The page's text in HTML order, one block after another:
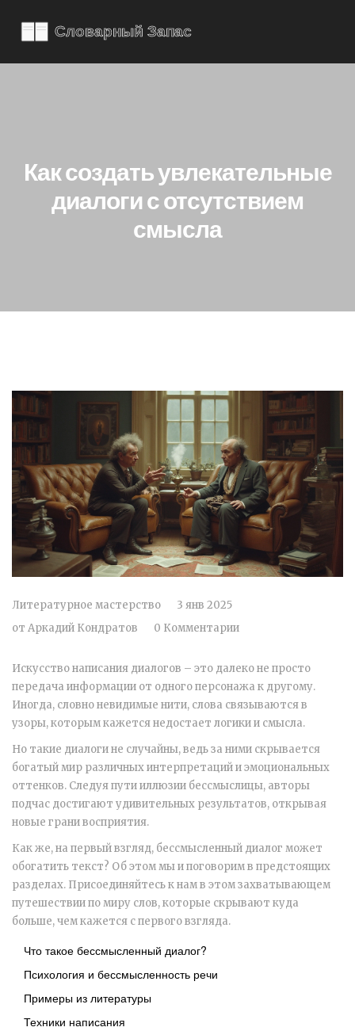
Как создать увлекательные
диалоги с отсутствием
смысла
Литературное мастерство
3 янв 2025
от Аркадий Кондратов 0 Комментарии
Искусство написания диалогов – это далеко не просто
передача информации от одного персонажа к другому.
Иногда, словно невидимые нити, слова связываются в
узоры, которым кажется недостает логики и смысла.
Но такие диалоги не случайны, ведь за ними скрывается
богатый мир различных интерпретаций и эмоциональных
оттенков. Следуя пути иллюзии бессмыслицы, авторы
подчас достигают удивительных результатов, открывая
новые грани восприятия.
Как же, на первый взгляд, бессмысленный диалог может
обогатить текст? Об этом мы и поговорим в предстоящих
разделах. Присоединяйтесь к нам в этом захватывающем
путешествии по миру слов, которые скрывают куда
больше, чем кажется с первого взгляда.
Что такое бессмысленный диалог?
Психология и бессмысленность речи
Примеры из литературы
Техники написания